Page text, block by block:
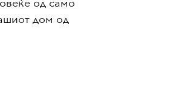
од само
дом од